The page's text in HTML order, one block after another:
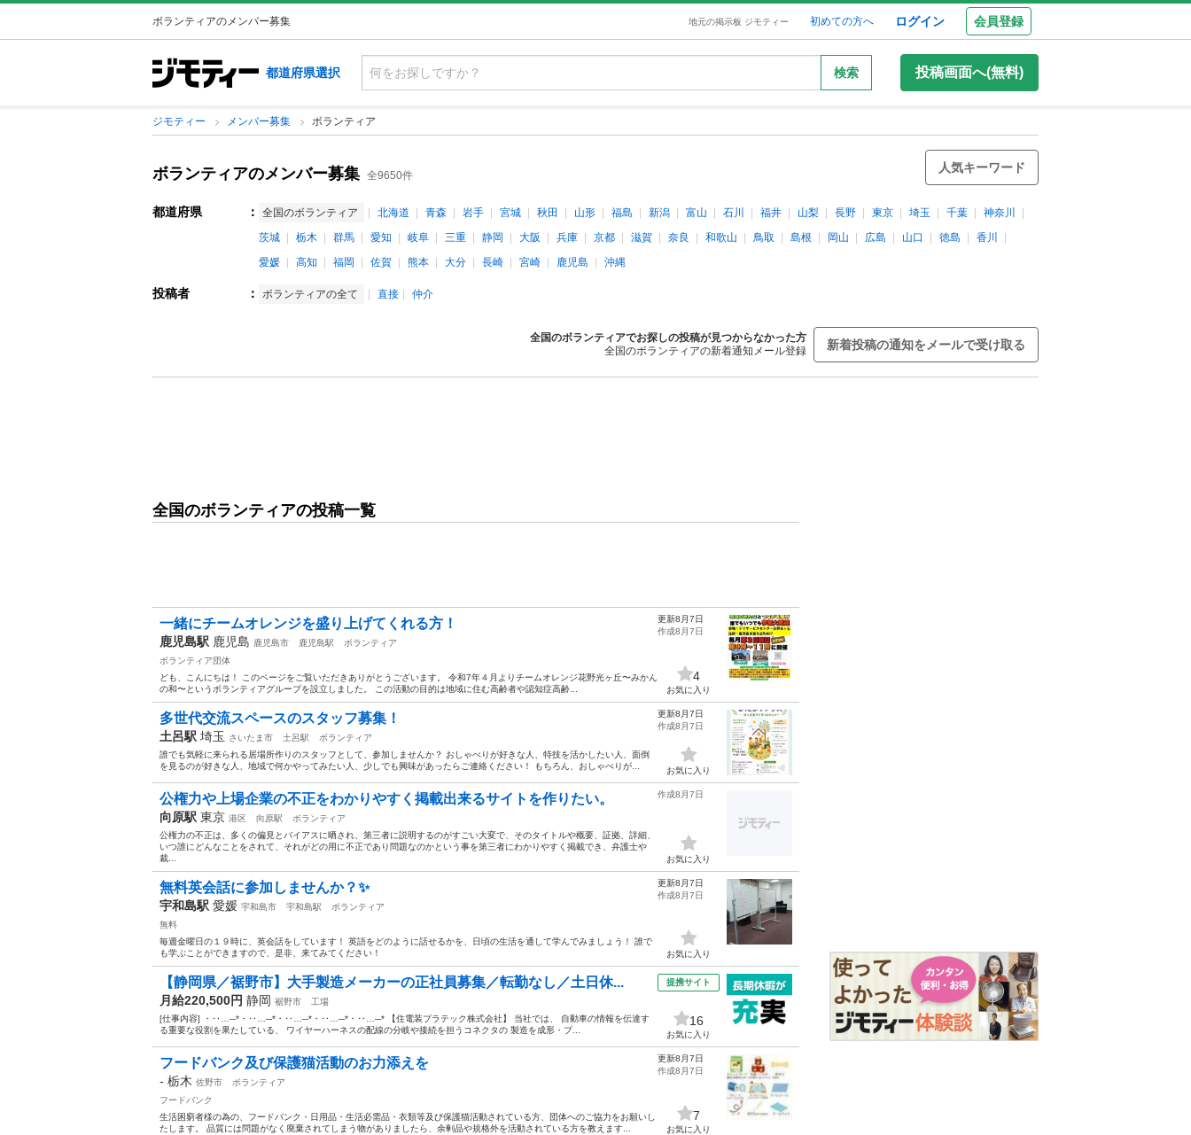
ボランティアのメンバー募集 地元の掲示板 ジモティー 初めての方へ ログイン 会員登録
都道府県選択 検索 投稿画面へ(無料)
ジモティー メンバー募集 ボランティア
ボランティアのメンバー募集 全9650件
人気キーワード
都道府県 ： 全国のボランティア 北海道 青森 岩手 宮城 秋田 山形 福島 新潟 富山 石川 福井 山梨 長野 東京 埼玉 千葉
神奈川
茨城
栃木 群馬 愛知 岐阜 三重 静岡 大阪 兵庫 京都 滋賀 奈良 和歌山 鳥取 島根 岡山 広島 山口 徳島
香川
愛媛
高知 福岡 佐賀 熊本 大分 長崎 宮崎 鹿児島 沖縄
投稿者 ： ボランティアの全て 直接 仲介
全国のボランティアでお探しの投稿が見つからなかった方
全国のボランティアの新着通知メール登録
新着投稿の通知をメールで受け取る
全国のボランティアの投稿一覧
一緒にチームオレンジを盛り上げてくれる方！
鹿児島駅 鹿児島 鹿児島市 鹿児島駅
ボランティア
ボランティア団体
ども、こんにちは！ このページをご覧いただきありがとうございます。 令和7年４月よりチームオレンジ花野光ヶ丘〜みかん
の和〜というボランティアグループを設立しました。 この活動の目的は地域に住む高齢者や認知症高齢...
更新8月7日
作成8月7日
4
お気に入り
多世代交流スペースのスタッフ募集！
土呂駅 埼玉 さいたま市 土呂駅
ボランティア
誰でも気軽に来られる居場所作りのスタッフとして、参加しませんか？ おしゃべりが好きな人、特技を活かしたい人、面倒
を見るのが好きな人、地域で何かやってみたい人、少しでも興味があったらご連絡ください！ もちろん、おしゃべりが...
更新8月7日
作成8月7日
お気に入り
公権力や上場企業の不正をわかりやすく掲載出来るサイトを作りたい。
向原駅 東京 港区 向原駅
ボランティア
公権力の不正は、多くの偏見とバイアスに晒され、第三者に説明するのがすごい大変で、そのタイトルや概要、証拠、詳細、
いつ誰にどんなことをされて、それがどの用に不正であり問題なのかという事を第三者にわかりやすく掲載でき、弁護士や
裁...
作成8月7日
お気に入り
無料英会話に参加しませんか？✨
宇和島駅 愛媛 宇和島市 宇和島駅
ボランティア
無料
毎週金曜日の１９時に、英会話をしています！ 英語をどのように話せるかを、日頃の生活を通して学んでみましょう！ 誰で
も学ぶことができますので、是非、来てみてください！
更新8月7日
作成8月7日
お気に入り
【静岡県／裾野市】大手製造メーカーの正社員募集／転勤なし／土日休...
月給220,500円 静岡 裾野市
工場
[仕事内容] ・‥…─*・‥…─*・‥…─*・‥…─*・‥…─* 【住電装プラテック株式会社】 当社では、 自動車の情報を伝達す
る重要な役割を果たしている、 ワイヤーハーネスの配線の分岐や接続を担うコネクタの 製造を成形・プ...
提携サイト
16
お気に入り
フードバンク及び保護猫活動のお力添えを
- 栃木 佐野市
ボランティア
フードバンク
生活困窮者様の為の、フードバンク・日用品・生活必需品・衣類等及び保護猫活動されている方、団体へのご協力をお願いし
たします。 品質には問題がなく廃棄されてしまう物がありましたら、余剰品や規格外を活動されている方を教えます...
更新8月7日
作成8月7日
7
お気に入り